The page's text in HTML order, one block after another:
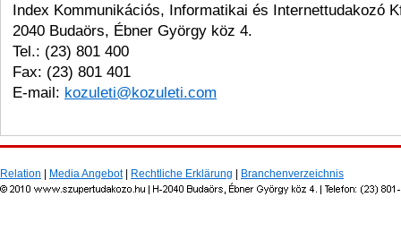
Index Kommunikációs, Informatikai és Internettudakozó
2040 Budaörs, Ébner György köz 4.
Tel.: (23) 801 400
Fax: (23) 801 401
E-mail: kozuleti@kozuleti.com
Relation Media Angebot| Rechtliche Erklärung Branchenverzeichnis